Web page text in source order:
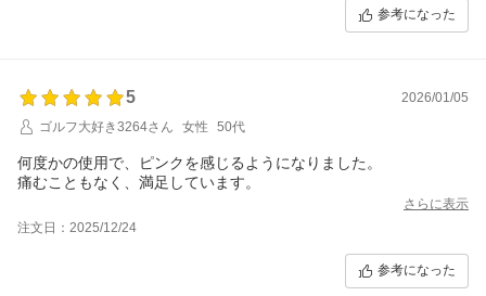
参考になった
5
2026/01/05
ゴルフ大好き3264さん
女性 50代
何度かの使用で、ピンクを感じるようになりました。
痛むこともなく、満足しています。
さらに表示
注文日：2025/12/24
参考になった